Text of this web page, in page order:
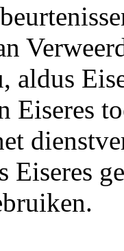
aldus
Eiseres
Eiseres